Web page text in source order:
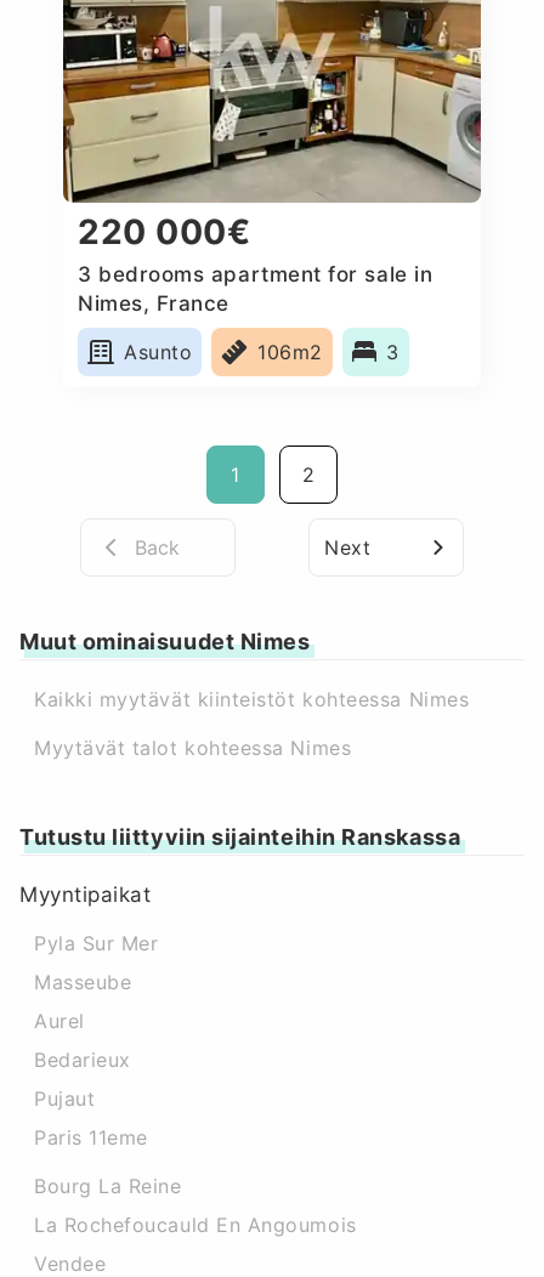
220 000€
3 bedrooms apartment for sale in
Nimes, France
Asunto
106m2 3
1 2
Back Next
Muut ominaisuudet Nimes
Kaikki myytävät kiinteistöt kohteessa Nimes
Myytävät talot kohteessa Nimes
Tutustu liittyviin sijainteihin Ranskassa
Myyntipaikat
Pyla Sur Mer
Masseube
Aurel
Bedarieux
Pujaut
Paris 11eme
Bourg La Reine
La Rochefoucauld En Angoumois
Vendee